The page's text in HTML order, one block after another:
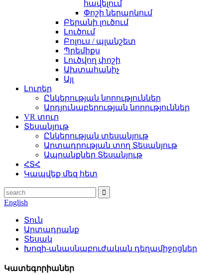
հավելում
Փոշի ներարկում
Բերանի լուծում
Լուծում
Բոլուս / պլանշետ
Պրեմիքս
Լուծվող փոշի
Ախտահանիչ
Այլ
Լուրեր
Ընկերության նորություններ
Արդյունաբերության նորություններ
VR տուր
Տեսանյութ
Ընկերության տեսանյութ
Արտադրության տող Տեսանյութ
Ապրանքներ Տեսանյութ
ՀՏՀ
Կապվեք մեզ հետ
English
Տուն
Արտադրանք
Տեսակ
Խոզի-անասնաբուժական դեղամիջոցներ
Կատեգորիաներ